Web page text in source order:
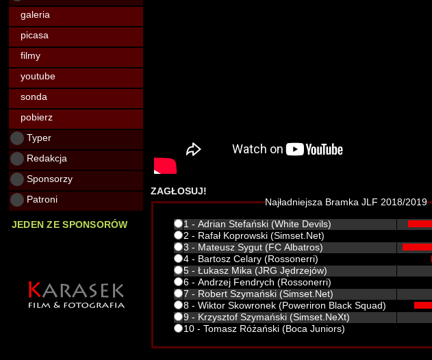
galeria
picasa
filmy
youtube
sonda
pobierz
Typer
Redakcja
Sponsorzy
Patroni
JEDEN ZE SPONSORÓW
ZAGŁOSUJ!
Najładniejsza Bramka JLF 2018/2019
1 - Adrian Stefański (White Devils)
2 - Rafał Koprowski (Simset.Net)
3 - Mateusz Sygut (FC Albatros)
4 - Bartosz Celary (Rossonerri)
5 - Łukasz Mika (JRG Jędrzejów)
6 - Andrzej Fendrych (Rossonerri)
7 - Robert Szymański (Simset.Net)
8 - Wiktor Skowronek (Poweriron Black Squad)
9 - Krzysztof Szymański (Simset.NeXt)
10 - Tomasz Różański (Boca Juniors)